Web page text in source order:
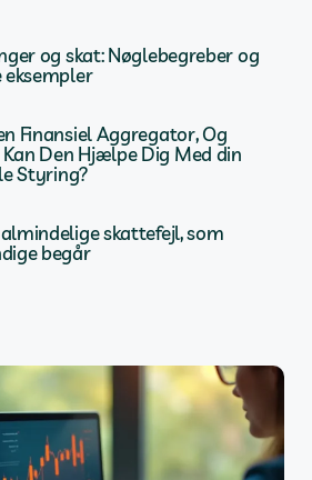
og skat: Nøglebegreber og
eksempler
Finansiel Aggregator, Og
Den Hjælpe Dig Med din
Styring?
skattefejl, som
begår